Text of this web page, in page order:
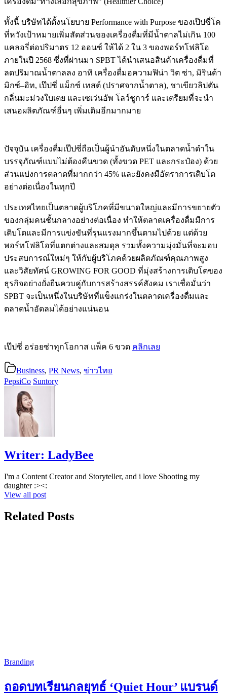
ทั้งนี้ บริษัทได้ตั้งนโยบาย Performance with Purpose ของเป๊ปซี่โค
ที่หวังเป้าหมายเพิ่มสัดส่วนของเครื่องดื่มที่มีน้ำตาลไม่เกิน 100
แคลอรี่ต่อปริมาตร 12 ออนซ์ ให้ได้ 2 ใน 3 ของพอร์ทโฟลิโอ
ภายในปี 2568 ซึ่งที่ผ่านมา SPBTได้นำเสนอสินค้าเครื่องดื่มที่
ลดปริมาณน้ำตาลลง อาทิ เครื่องดื่มอความฟิน่า วิต ซ่า, มิรินด้า
มิกซ์–อิท, เป๊ปซี่ แม็กซ์ เทสต์ (ปราศจากน้ำตาล), ชาเขียวลิปตัน
กลิ่นมะม่วงใบเตย และเซเว่นอัพ โลว์ชูการ์ และเตรียมที่จะนำ
เสนอผลิตภัณฑ์อื่นๆ เพิ่มเติมอีกมากมาย
ปัจจุบัน เครื่องดื่มเป๊ปซี่ถือเป็นผู้นำอันดับหนึ่งในตลาดน้ำดำใน
บรรจุภัณฑ์แบบไม่ต้องคืนขวด (ทั้งขวด PET และกระป๋อง) ด้วย
ส่วนแบ่งการตลาดที่มากกว่า 45% และยังคงมีอัตราการเติบโต
อย่างต่อเนื่องในทุกปี
ประเทศไทยเป็นตลาดผู้บริโภคที่มีขนาดใหญ่และมีการขยายตัว
ของกลุ่มคนชั้นกลางอย่างต่อเนื่อง ทำให้ตลาดเครื่องดื่มมีการ
เติบโตและมีการแข่งขันที่รุนแรงมากขึ้นตามไปด้วย แต่ด้วย
พอร์ทโฟลิโอที่แตกต่างและสมดุล รวมทั้งความมุ่งมั่นที่จะมอบ
ประสบการณ์ใหม่ๆ ให้กับผู้บริโภคด้วยผลิตภัณฑ์คุณภาพสูง
และวิสัยทัศน์ GROWING FOR GOOD ที่มุ่งสร้างการเติบโตของ
ธุรกิจอย่างยั่งยืนควบคู่กับการสร้างสรรค์สังคม เราเชื่อมั่นว่า
SPBT จะเป็นหนึ่งในบริษัทที่แข็งแกร่งในตลาดเครื่องดื่มและ
ตลาดน้ำอัดลมได้อย่างแน่นอน
เป๊ปซี่ อร่อยซ่าทุกโอกาส แพ็ค 6 ขวด คลิกเลย
Business, PR News, ข่าวไทย
PepsiCo Suntory
Writer: LadyBee
I'm a Content Creator and Storyteller, and i love Shooting my
daughter :><:
View all post
Related Posts
Branding
ถอดบทเรียนกลยุทธ์ ‘Quiet Hour’ แบรนด์